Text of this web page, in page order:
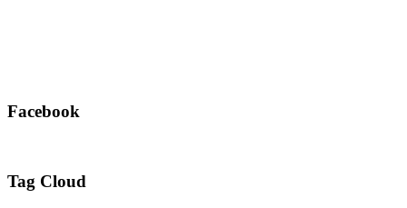
Facebook
Tag Cloud